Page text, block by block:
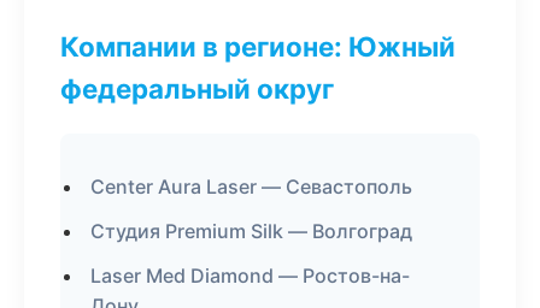
Компании в регионе: Южный
федеральный округ
Center Aura Laser — Севастополь
Студия Premium Silk — Волгоград
Laser Med Diamond — Ростов-на-